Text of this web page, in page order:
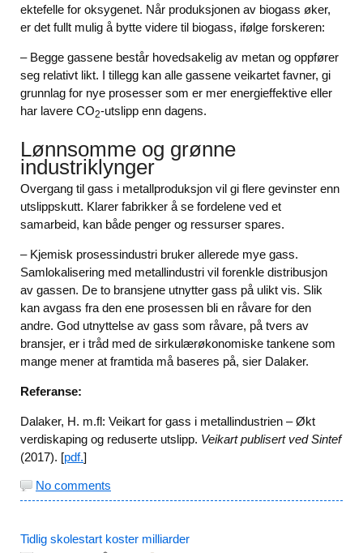
ektefelle for oksygenet. Når produksjonen av biogass øker,
er det fullt mulig å bytte videre til biogass, ifølge forskeren:
– Begge gassene består hovedsakelig av metan og oppfører
seg relativt likt. I tillegg kan alle gassene veikartet favner, gi
grunnlag for nye prosesser som er mer energieffektive eller
har lavere CO2-utslipp enn dagens.
Lønnsomme og grønne
industriklynger
Overgang til gass i metallproduksjon vil gi flere gevinster enn
utslippskutt. Klarer fabrikker å se fordelene ved et
samarbeid, kan både penger og ressurser spares.
– Kjemisk prosessindustri bruker allerede mye gass.
Samlokalisering med metallindustri vil forenkle distribusjon
av gassen. De to bransjene utnytter gass på ulikt vis. Slik
kan avgass fra den ene prosessen bli en råvare for den
andre. God utnyttelse av gass som råvare, på tvers av
bransjer, er i tråd med de sirkulærøkonomiske tankene som
mange mener at framtida må baseres på, sier Dalaker.
Referanse:
Dalaker, H. m.fl: Veikart for gass i metallindustrien – Økt
verdiskaping og reduserte utslipp. Veikart publisert ved Sintef
(2017). [pdf.]
No comments
Tidlig skolestart koster milliarder